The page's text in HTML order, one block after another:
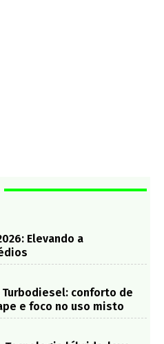
Elevando a
Turbodiesel: conforto de
e foco no uso misto